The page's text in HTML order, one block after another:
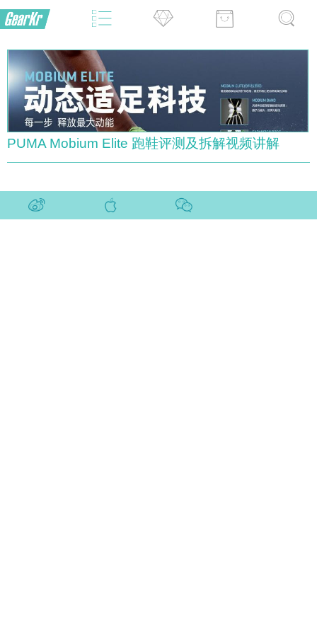
PUMA Mobium Elite 跑鞋评测及拆解视频讲解